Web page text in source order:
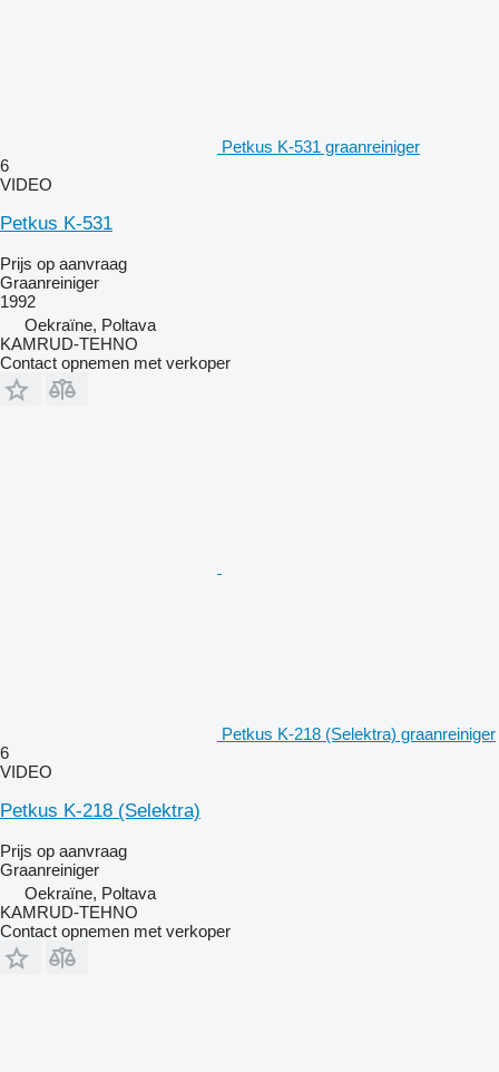
Petkus K-531 graanreiniger
6
VIDEO
Petkus K-531
Prijs op aanvraag
Graanreiniger
1992
Oekraïne, Poltava
KAMRUD-TEHNO
Contact opnemen met verkoper
Petkus K-218 (Selektra) graanreiniger
6
VIDEO
Petkus K-218 (Selektra)
Prijs op aanvraag
Graanreiniger
Oekraïne, Poltava
KAMRUD-TEHNO
Contact opnemen met verkoper